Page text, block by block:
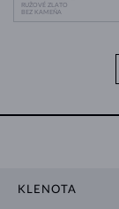
RUŽOVÉ ZLATO
BEZ KAMEŇA
KLENOTA